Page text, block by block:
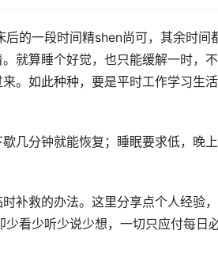
的一段时间精shen尚可，其余时间
就算睡个好觉，也只能缓解一时，
。如此种种，要是平时工作学习生
几分钟就能恢复；睡眠要求低，晚
补救的办法。这里分享点个人经验
少看少听少说少想，一切只应付每日